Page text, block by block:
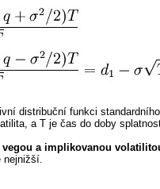
distribuční funkci
a T je čas do doby
a implikovanou
nejnižší.